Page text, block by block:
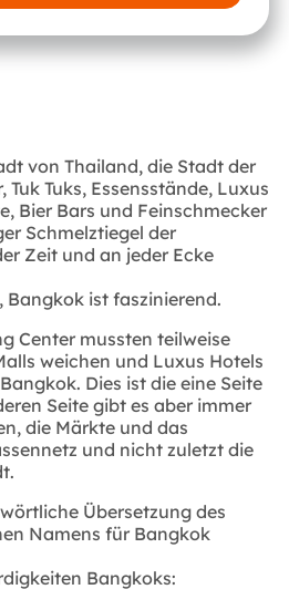
von Thailand, die Stadt der
Tuk Tuks, Essensstände, Luxus
Bier Bars und Feinschmecker
Schmelztiegel der
Zeit und an jeder Ecke
ist faszinierend.
Center mussten teilweise
weichen und Luxus Hotels
Dies ist die eine Seite
Seite gibt es aber immer
die Märkte und das
und nicht zuletzt die
Übersetzung des
Namens für Bangkok
Bangkoks: